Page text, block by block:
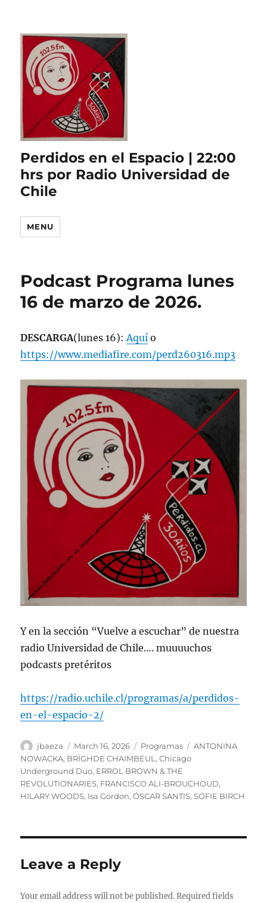
Perdidos en el Espacio | 22:00
hrs por Radio Universidad de
Chile
MENU
Podcast Programa lunes
16 de marzo de 2026.
DESCARGA(lunes 16):Aquí o
https://www.mediafire.com/perd260316.mp3
Y en la sección “Vuelve a escuchar” de nuestra
radio Universidad de Chile…. muuuuchos
podcasts pretéritos
https://radio.uchile.cl/programas/a/perdidos-
en-el-espacio-2/
Author
jbaeza
Posted
on
March 16, 2026 Categories
Programas Tags
ANTONINA
NOWACKA, BRÌGHDE CHAIMBEUL,Chicago
Underground Duo, ERROL BROWN & THE
REVOLUTIONARIES, FRANCISCO ALI-BROUCHOUD,
HILARY WOODS, Isa Gordon,ÓSCAR SANTIS,SOFIE BIRCH
Leave a Reply
Your email address will not be published. Required fields